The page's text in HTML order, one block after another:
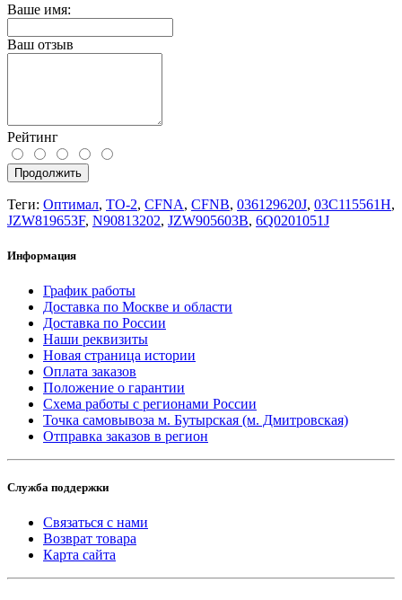
Ваше имя:
Ваш отзыв
Рейтинг
Продолжить
Теги: Оптимал, ТО-2, CFNA, CFNB, 036129620J, 03C115561H,
JZW819653F, N90813202, JZW905603B, 6Q0201051J
Информация
График работы
Доставка по Москве и области
Доставка по России
Наши реквизиты
Новая страница истории
Оплата заказов
Положение о гарантии
Схема работы с регионами России
Точка самовывоза м. Бутырская (м. Дмитровская)
Отправка заказов в регион
Служба поддержки
Связаться с нами
Возврат товара
Карта сайта